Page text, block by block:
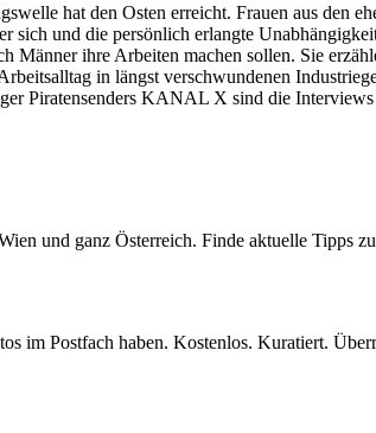
hat den Osten erreicht. Frauen aus den
sich und die persönlich erlangte
Männer ihre Arbeiten machen sollen. Sie
in längst verschwundenen
Piratensenders KANAL X sind die Interviews
und ganz Österreich. Finde aktuelle Tipps
im Postfach haben. Kostenlos. Kuratiert.